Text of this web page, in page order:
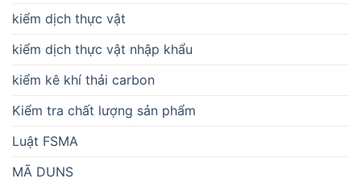
kiểm dịch thực vật
kiểm dịch thực vật nhập khẩu
kiểm kê khí thải carbon
Kiểm tra chất lượng sản phẩm
Luật FSMA
MÃ DUNS